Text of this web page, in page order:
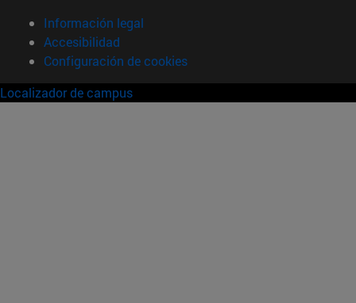
Información legal
Accesibilidad
Configuración de cookies
Localizador de campus